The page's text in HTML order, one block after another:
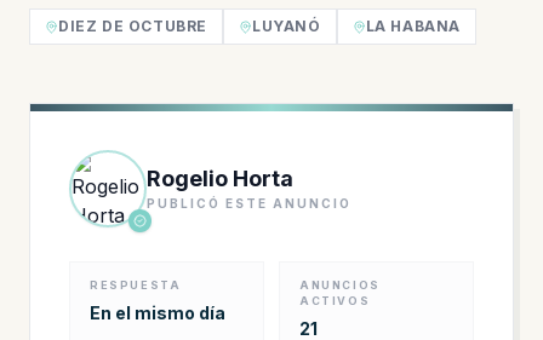
DIEZ DE OCTUBRE LUYANÓ LA HABANA
Rogelio Horta
PUBLICÓ ESTE ANUNCIO
RESPUESTA
En el mismo día
ANUNCIOS
ACTIVOS
21